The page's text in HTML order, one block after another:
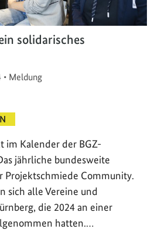
solidarisches
• Meldung
im Kalender der BGZ-
jährliche bundesweite
Community.
sich alle Vereine und
die 2024 an einer
hatten.…